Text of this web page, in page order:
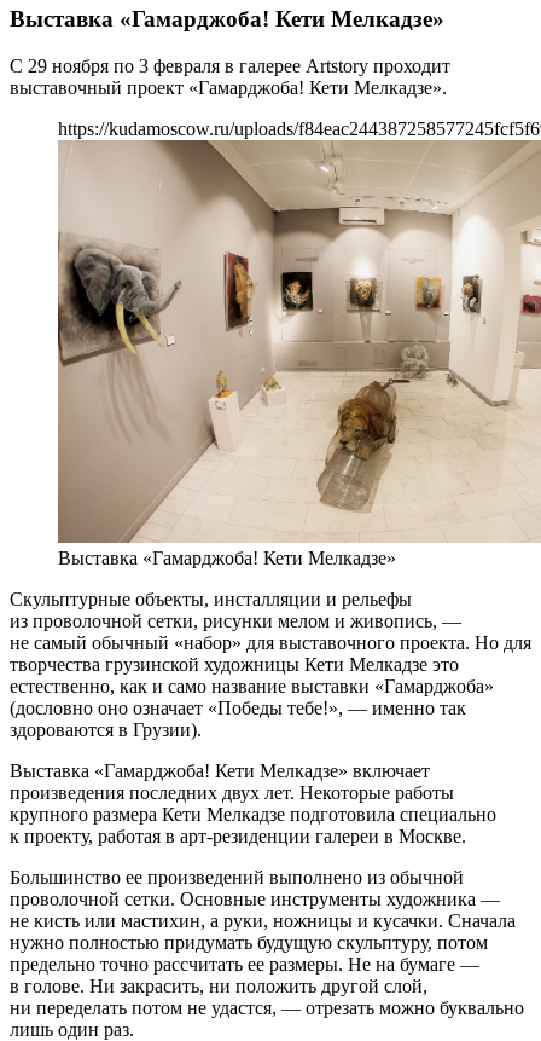
Выставка «Гамарджоба! Кети Мелкадзе»
С 29 ноября по 3 февраля в галерее Artstory проходит
выставочный проект «Гамарджоба! Кети Мелкадзе».
https://kudamoscow.ru/uploads/
Выставка «Гамарджоба! Кети Мелкадзе»
Скульптурные объекты, инсталляции и рельефы
из проволочной сетки, рисунки мелом и живопись, —
не самый обычный «набор» для выставочного проекта. Но для
творчества грузинской художницы Кети Мелкадзе это
естественно, как и само название выставки «Гамарджоба»
(дословно оно означает «Победы тебе!», — именно так
здороваются в Грузии).
Выставка «Гамарджоба! Кети Мелкадзе» включает
произведения последних двух лет. Некоторые работы
крупного размера Кети Мелкадзе подготовила специально
к проекту, работая в арт-резиденции галереи в Москве.
Большинство ее произведений выполнено из обычной
проволочной сетки. Основные инструменты художника —
не кисть или мастихин, а руки, ножницы и кусачки. Сначала
нужно полностью придумать будущую скульптуру, потом
предельно точно рассчитать ее размеры. Не на бумаге —
в голове. Ни закрасить, ни положить другой слой,
ни переделать потом не удастся, — отрезать можно буквально
лишь один раз.